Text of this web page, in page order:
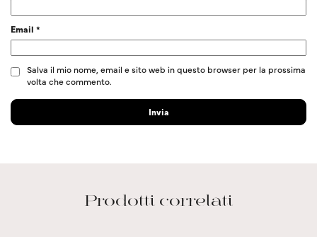
Email *
Salva il mio nome, email e sito web in questo browser per la prossima
volta che commento.
Prodotti correlati